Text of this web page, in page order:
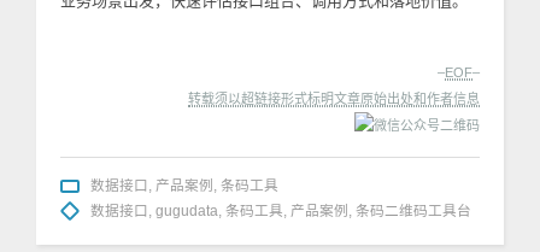
–EOF–
转载须以超链接形式标明文章原始出处和作者信息
数据接口 产品案例
条码工具
数据接口
gugudata 条码工具 产品案例 条码二维码工具台